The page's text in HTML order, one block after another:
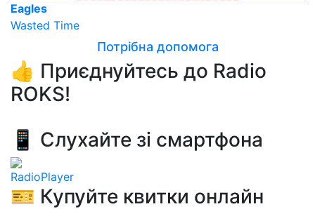
Eagles
Wasted Time
Потрібна допомога
👍 Приєднуйтесь до Radio
ROKS!
📱 Слухайте зі смартфона
RadioPlayer
🎫 Купуйте квитки онлайн